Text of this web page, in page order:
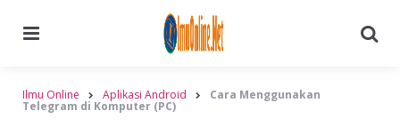
Ilmu Online Aplikasi Android Cara Menggunakan
Telegram di Komputer (PC)